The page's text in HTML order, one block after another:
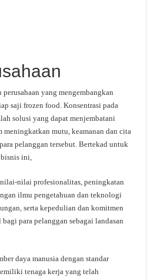
perusahaan yang mengembangkan
saji frozen food. Konsentrasi pada
solusi yang dapat menjembatani
meningkatkan mutu, keamanan dan cita
pelanggan tersebut. Bertekad untuk
ini,
nilai profesionalitas, peningkatan
ilmu pengetahuan dan teknologi
serta kepedulian dan komitmen
para pelanggan sebagai landasan
daya manusia dengan standar
tenaga kerja yang telah